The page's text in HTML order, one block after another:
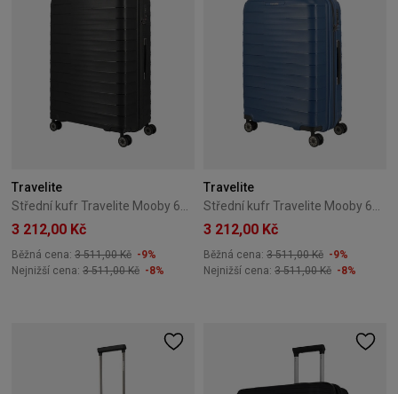
Travelite
3 212,00 Kč
Běžná cena: 3 511,00 Kč -9%
Nejnižší cena: 3 511,00 Kč -8%
Travelite
3 212,00 Kč
Běžná cena: 3 511,00 Kč -9%
Nejnižší cena: 3 511,00 Kč -8%